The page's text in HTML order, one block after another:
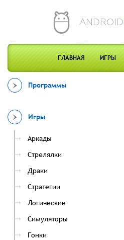
ANDROID
ГЛАВНАЯ ИГРЫ
Программы
Игры
Аркады
Стрелялки
Драки
Стратегии
Логические
Симуляторы
Гонки